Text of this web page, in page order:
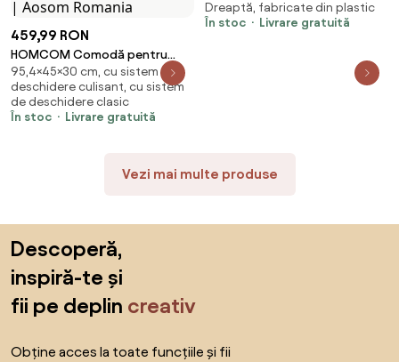
459,99 RON
HOMCOM Comodă pentru
Dormitor cu 5 Sertare
Colorate, cu Mânere Metalice,
45x30x95.4 cm, Multicolor |
95,4×45×30 cm, cu sistem
deschidere culisant, cu sistem
de deschidere clasic
În stoc
Livrare gratuită
Copii Crem | Aosom Romania
Dreaptă, fabricate din plastic
În stoc
Livrare gratuită
Vezi mai multe produse
Descoperă,
inspiră-te și
fii pe deplin creativ
Obține acces la toate funcțiile și fii